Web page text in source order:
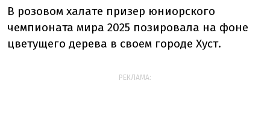
В розовом халате призер юниорского
чемпионата мира 2025 позировала на фоне
цветущего дерева в своем городе Хуст.
РЕКЛАМА: